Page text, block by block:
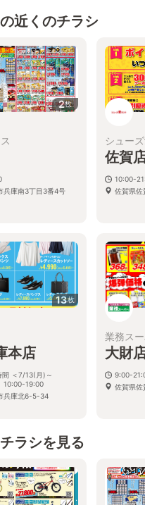
近くのチラシ
2枚
兵庫南3丁目3番4号
シュー
佐賀
10:00-
佐賀県佐
13枚
本店
間 ＜7/13(月)～
10:00-19:00
兵庫北6-5-34
業務ス
大財
9:00-
佐賀県佐
ラシを見る